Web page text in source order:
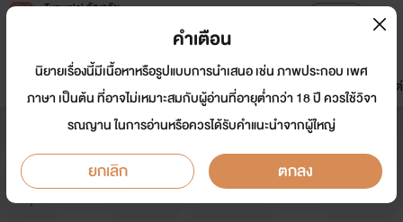
Tunwalai ธัญวลัย
หน้าแรก นิยาย อีบุ๊ก การ์ตูน
มาใหม่
ดรีมแชท ธัญลิสต์
WereWolf : เกมนี้ มีหมาป่า
นักเขียน: Tiara ME
Y
คำเตือน
นิยายเรื่องนี้มีเนื้อหาหรือรูปแบบการนำเสนอ เช่น ภาพประกอบ เพศ
ภาษา เป็นต้น ที่อาจไม่เหมาะสมกับผู้อ่านที่อายุต่ำกว่า 18 ปี ควรใช้วิจา
รณญาน ในการอ่านหรือควรได้รับคำแนะนำจากผู้ใหญ่
ยกเลิก ตกลง